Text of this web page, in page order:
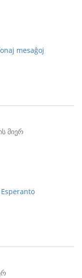
mesaĝoj
მიერ